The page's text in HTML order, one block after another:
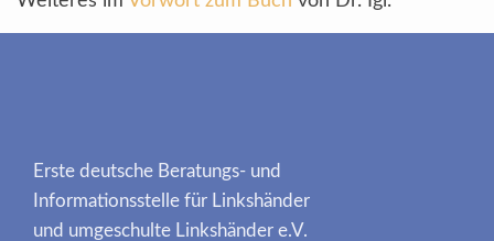
Erste deutsche Beratungs- und
Informationsstelle für Linkshänder
und umgeschulte Linkshänder e.V.